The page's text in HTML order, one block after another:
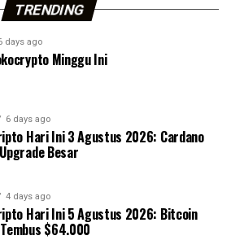
TRENDING
days ago
Minggu Ini
6 days ago
Hari Ini 3 Agustus 2026: Cardano
Besar
4 days ago
Hari Ini 5 Agustus 2026: Bitcoin
$64.000